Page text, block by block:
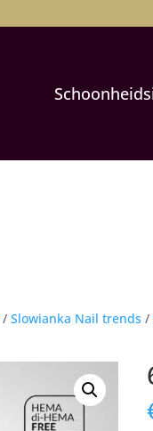
/Slowianka Nail trends /